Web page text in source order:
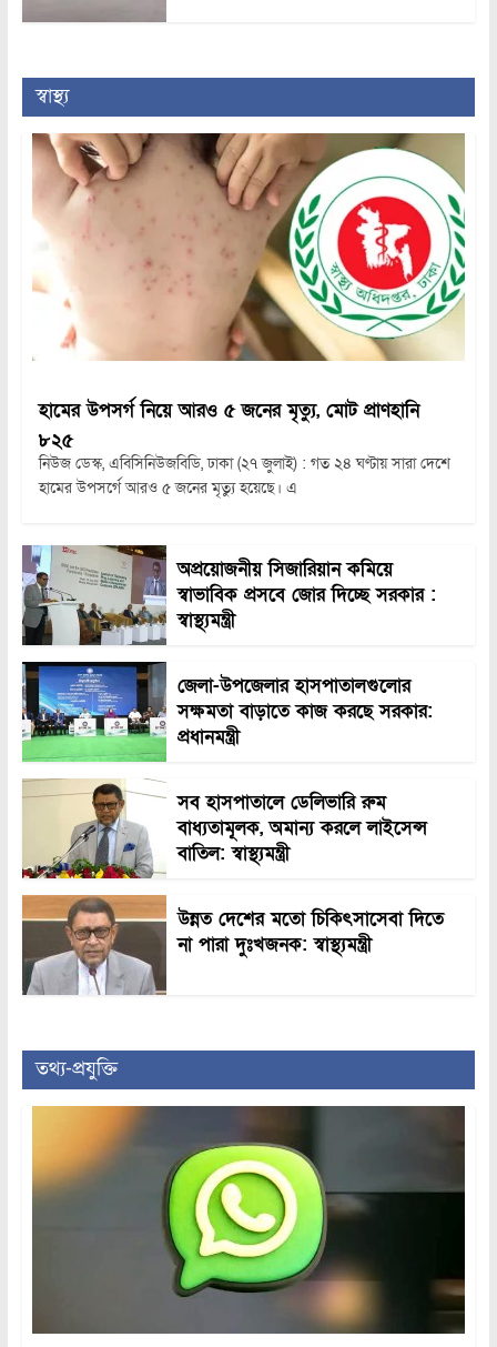
স্বাস্থ্য
হামের উপসর্গ নিয়ে আরও ৫ জনের মৃত্যু, মোট প্রাণহানি
৮২৫
নিউজ ডেস্ক, এবিসিনিউজবিডি, ঢাকা (২৭ জুলাই) : গত ২৪ ঘণ্টায় সারা দেশে
হামের উপসর্গে আরও ৫ জনের মৃত্যু হয়েছে। এ
অপ্রয়োজনীয় সিজারিয়ান কমিয়ে
স্বাভাবিক প্রসবে জোর দিচ্ছে সরকার :
স্বাস্থ্যমন্ত্রী
জেলা-উপজেলার হাসপাতালগুলোর
সক্ষমতা বাড়াতে কাজ করছে সরকার:
প্রধানমন্ত্রী
সব হাসপাতালে ডেলিভারি রুম
বাধ্যতামূলক, অমান্য করলে লাইসেন্স
বাতিল: স্বাস্থ্যমন্ত্রী
উন্নত দেশের মতো চিকিৎসাসেবা দিতে
না পারা দুঃখজনক: স্বাস্থ্যমন্ত্রী
তথ্য-প্রযুক্তি